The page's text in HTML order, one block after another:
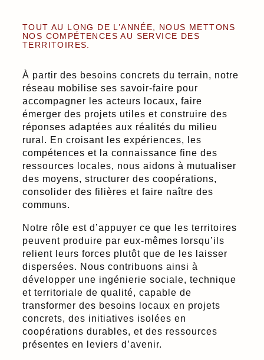
TOUT AU LONG DE L’ANNÉE, NOUS METTONS
NOS COMPÉTENCES AU SERVICE DES
TERRITOIRES.
À partir des besoins concrets du terrain, notre
réseau mobilise ses savoir-faire pour
accompagner les acteurs locaux, faire
émerger des projets utiles et construire des
réponses adaptées aux réalités du milieu
rural. En croisant les expériences, les
compétences et la connaissance fine des
ressources locales, nous aidons à mutualiser
des moyens, structurer des coopérations,
consolider des filières et faire naître des
communs.
Notre rôle est d’appuyer ce que les territoires
peuvent produire par eux-mêmes lorsqu’ils
relient leurs forces plutôt que de les laisser
dispersées. Nous contribuons ainsi à
développer une ingénierie sociale, technique
et territoriale de qualité, capable de
transformer des besoins locaux en projets
concrets, des initiatives isolées en
coopérations durables, et des ressources
présentes en leviers d’avenir.